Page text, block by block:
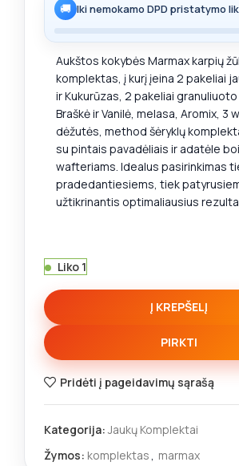
🚚 Iki nemokamo DPD pristatymo
Aukštos kokybės Marmax karpių
komplektas, į kurį įeina 2 pakeliai
ir Kukurūzas, 2 pakeliai
Braškė ir Vanilė, melasa, Aromix, 3
dėžutės, method šėryklų
su pintais pavadėliais ir adatėle
wafteriams. Idealus pasirinkimas
pradedantiesiems, tiek
užtikrinantis optimaliausius
Liko 1
Į KREPŠELĮ
PIRKTI
Pridėti į pageidavimų sąrašą
Kategorija: Jaukų Komplektai
Žymos: komplektas, marmax